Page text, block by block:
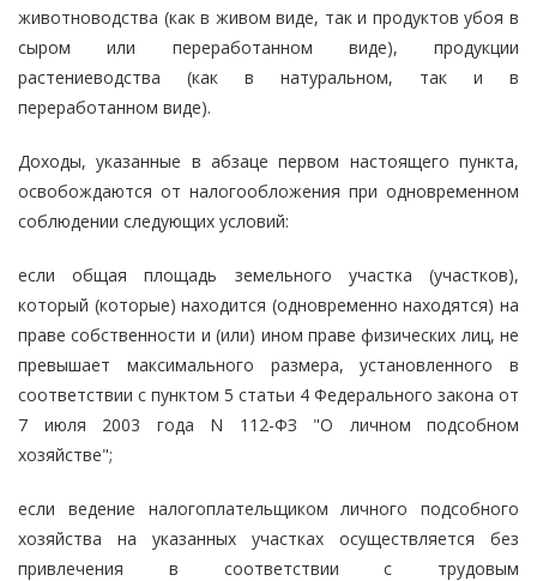
животноводства (как в живом виде, так и продуктов убоя в
сыром или переработанном виде), продукции
растениеводства (как в натуральном, так и в
переработанном виде).
Доходы, указанные в абзаце первом настоящего пункта,
освобождаются от налогообложения при одновременном
соблюдении следующих условий:
если общая площадь земельного участка (участков),
который (которые) находится (одновременно находятся) на
праве собственности и (или) ином праве физических лиц, не
превышает максимального размера, установленного в
соответствии с пунктом 5 статьи 4 Федерального закона от
7 июля 2003 года N 112-ФЗ "О личном подсобном
хозяйстве";
если ведение налогоплательщиком личного подсобного
хозяйства на указанных участках осуществляется без
привлечения в соответствии с трудовым